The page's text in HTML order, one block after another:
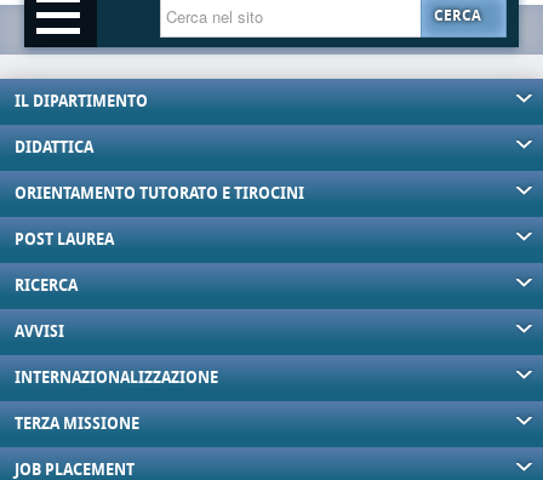
CERCA
IL DIPARTIMENTO
DIDATTICA
ORIENTAMENTO TUTORATO E TIROCINI
POST LAUREA
RICERCA
AVVISI
INTERNAZIONALIZZAZIONE
TERZA MISSIONE
JOB PLACEMENT